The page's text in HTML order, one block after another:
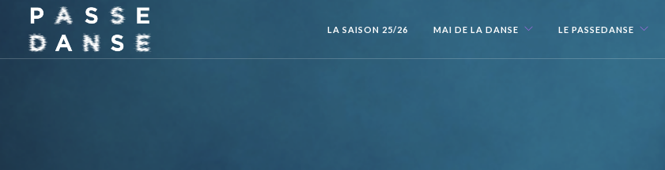
LA SAISON 25/26 MAI DE LA DANSE LE PASSEDANSE